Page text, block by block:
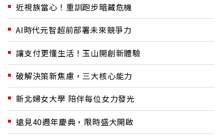
近視族當心！重訓跑步暗藏危機
AI時代元智超前部署未來競爭力
讓支付更懂生活！玉山開創新體驗
破解決策新焦慮，三大核心能力
新北婦女大學 陪伴每位女力發光
遠見40週年慶典，限時盛大開啟